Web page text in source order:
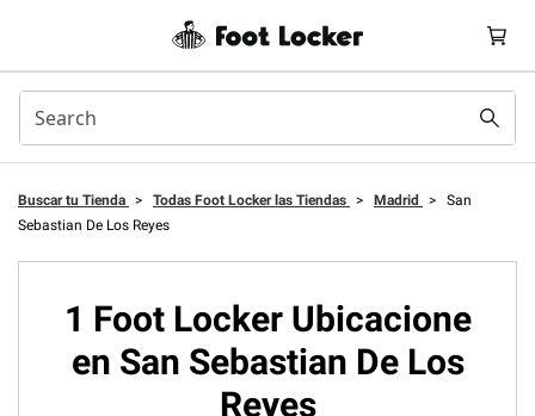
Buscar tu Tienda > Todas Foot Locker las Tiendas > Madrid >
San
Sebastian De Los Reyes
1 Foot Locker Ubicacione
en San Sebastian De Los
Reyes